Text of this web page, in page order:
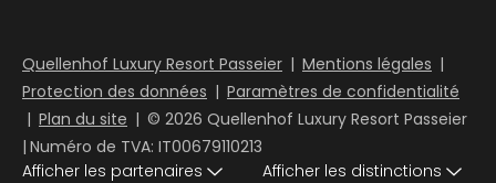
Quellenhof Luxury Resort Passeier | Mentions légales |
Protection des données | Paramètres de confidentialité
| Plan du site | © 2026 Quellenhof Luxury Resort Passeier
| Numéro de TVA: IT00679110213
Afficher les partenaires
Afficher les distinctions